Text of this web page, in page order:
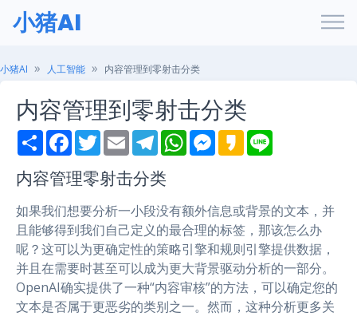
小猪AI
小猪AI 人工智能 内容管理到零射击分类
内容管理到零射击分类
S
h
r
e
F
a
e
b
o
k
T
w
t
t
r
E
m
i
l
T
e
e
g
a
m
W
h
p
p
M
e
g
e
r
K
a
内容管理零射击分类
如果我们想要分析一小段没有额外信息或背景的文本，并
且能够得到我们自己定义的最合理的标签，那该怎么办
呢？这可以为更确定性的策略引擎和规则引擎提供数据，
并且在需要时甚至可以成为更大背景驱动分析的一部分。
OpenAI确实提供了一种“内容审核”的方法，可以确定您的
文本是否属于更恶劣的类别之一。然而，这种分析更多关